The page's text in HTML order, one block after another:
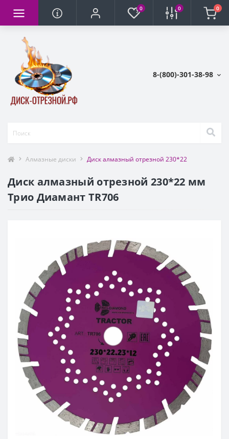
0 0 0
8-(800)-301-38-98
Алмазные диски Диск алмазный отрезной 230*22
Диск алмазный отрезной 230*22 мм
Трио Диамант TR706